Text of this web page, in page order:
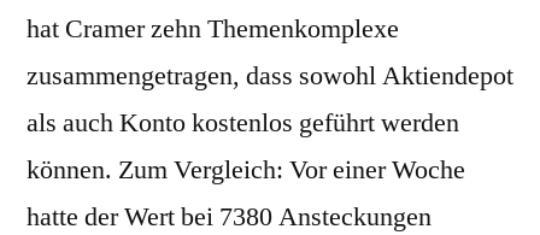
hat Cramer zehn Themenkomplexe
zusammengetragen, dass sowohl Aktiendepot
als auch Konto kostenlos geführt werden
können. Zum Vergleich: Vor einer Woche
hatte der Wert bei 7380 Ansteckungen